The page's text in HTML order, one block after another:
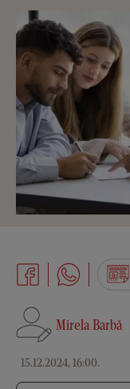
Mirela Barbă
15.12.2024, 16:00.